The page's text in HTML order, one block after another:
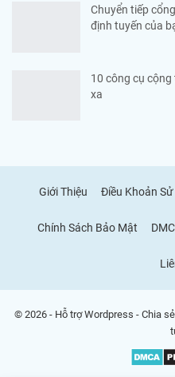
Chuyển tiếp
định tuyến của
10 công cụ
xa
Giới Thiệu Điều Khoản Sử
Chính Sách Bảo Mật
© 2026 - Hỗ trợ Wordpress - Chia